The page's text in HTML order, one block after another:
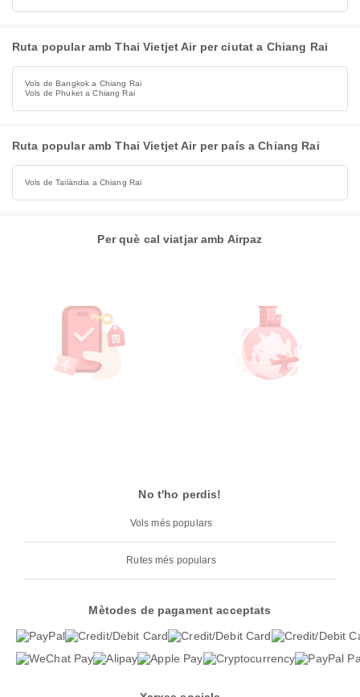
Ruta popular amb Thai Vietjet Air per ciutat a Chiang Rai
Vols de Bangkok a Chiang Rai
Vols de Phuket a Chiang Rai
Ruta popular amb Thai Vietjet Air per país a Chiang Rai
Vols de Tailàndia a Chiang Rai
Per què cal viatjar amb Airpaz
No t'ho perdis!
Vols més populars
Rutes més populars
Mètodes de pagament acceptats